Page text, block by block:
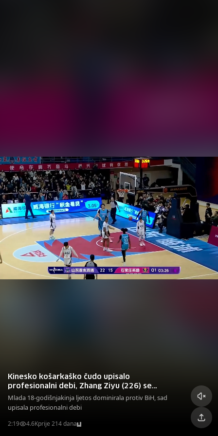
Kinesko košarkaško čudo upisalo
profesionalni debi, Zhang Ziyu (226) se
"igrala" s protivnicama
Mlada 18-godišnjakinja ljetos dominirala protiv BiH, sad
upisala profesionalni debi
2:19 4.6Kprije 214 dana